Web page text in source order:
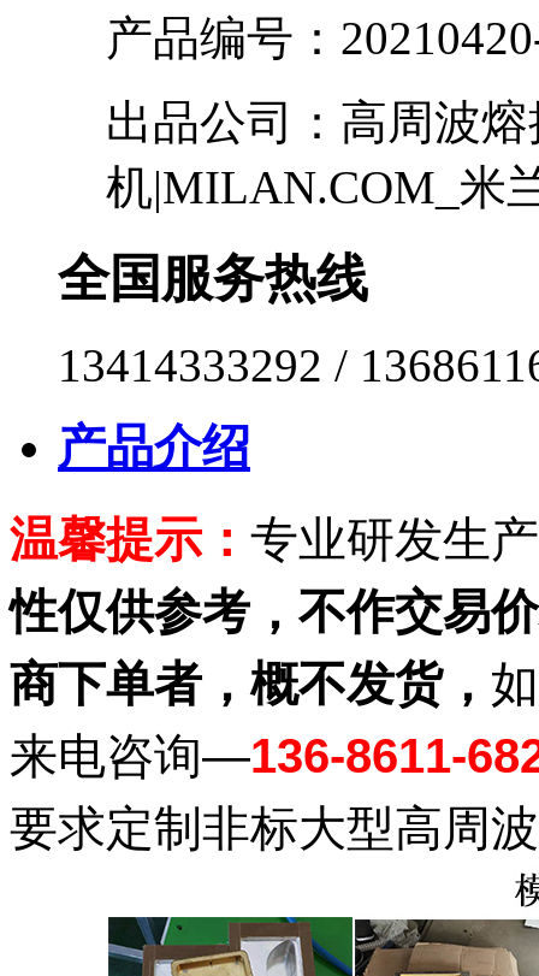
产品编号：
出品公司： 高周波
机|MILAN.COM_米
全国服务热线
13414333292 /
产品介绍
温馨提示： 专业研发生
性仅供参考，不作交易
商下单者，概不发货，
来电咨询—136-8611-
要求定制非标大型高周